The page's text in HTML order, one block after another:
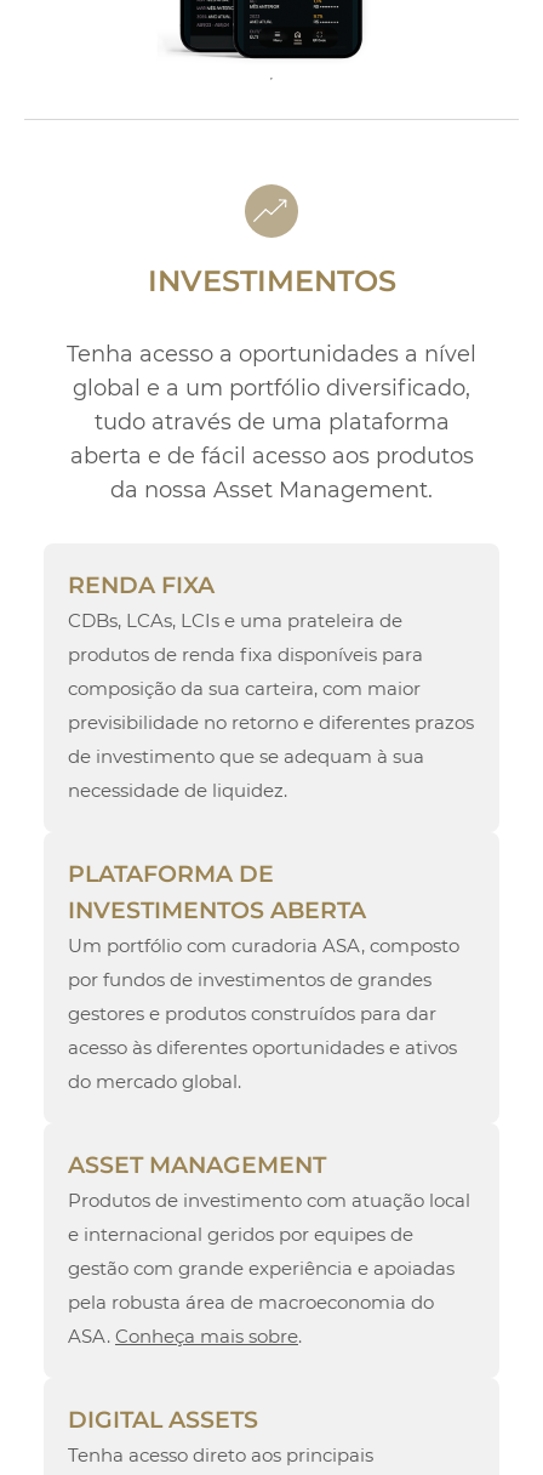
INVESTIMENTOS
Tenha acesso a oportunidades a nível
global e a um portfólio diversificado,
tudo através de uma plataforma
aberta e de fácil acesso aos produtos
da nossa Asset Management.
RENDA FIXA
CDBs, LCAs, LCIs e uma prateleira de
produtos de renda fixa disponíveis para
composição da sua carteira, com maior
previsibilidade no retorno e diferentes prazos
de investimento que se adequam à sua
necessidade de liquidez.
PLATAFORMA DE
INVESTIMENTOS ABERTA
Um portfólio com curadoria ASA, composto
por fundos de investimentos de grandes
gestores e produtos construídos para dar
acesso às diferentes oportunidades e ativos
do mercado global.
ASSET MANAGEMENT
Produtos de investimento com atuação local
e internacional geridos por equipes de
gestão com grande experiência e apoiadas
pela robusta área de macroeconomia do
ASA. Conheça mais sobre.
DIGITAL ASSETS
Tenha acesso direto aos principais